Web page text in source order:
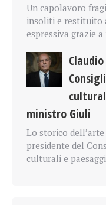
Un capolavoro
insoliti e restituito
espressiva grazie
ministro Giuli
Lo storico
presidente del
culturali e